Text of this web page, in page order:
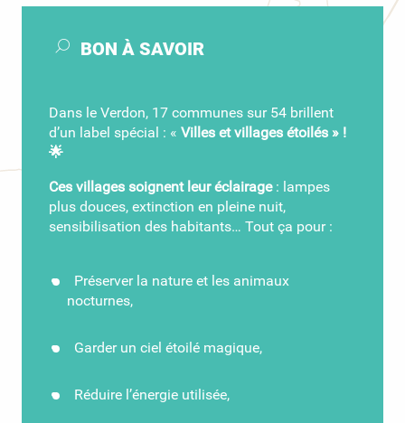
BON À SAVOIR
Dans le Verdon, 17 communes sur 54 brillent
d’un label spécial : « Villes et villages étoilés » !
🌟
Ces villages soignent leur éclairage: lampes
plus douces, extinction en pleine nuit,
sensibilisation des habitants… Tout ça pour :
Préserver la nature et les animaux
nocturnes,
Garder un ciel étoilé magique,
Réduire l’énergie utilisée,